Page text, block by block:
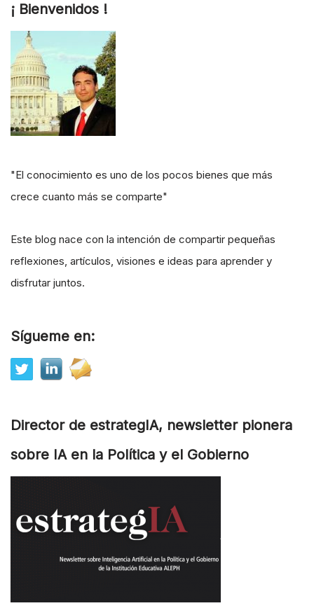
¡ Bienvenidos !
"El conocimiento es uno de los pocos bienes que más
crece cuanto más se comparte"
Este blog nace con la intención de compartir pequeñas
reflexiones, artículos, visiones e ideas para aprender y
disfrutar juntos.
Sígueme en:
Director de estrategIA, newsletter pionera
sobre IA en la Política y el Gobierno